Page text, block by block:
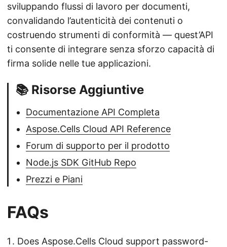
sviluppando flussi di lavoro per documenti,
convalidando l’autenticità dei contenuti o
costruendo strumenti di conformità — quest’API
ti consente di integrare senza sforzo capacità di
firma solide nelle tue applicazioni.
📚 Risorse Aggiuntive
Documentazione API Completa
Aspose.Cells Cloud API Reference
Forum di supporto per il prodotto
Node.js SDK GitHub Repo
Prezzi e Piani
FAQs
Does Aspose.Cells Cloud support password-